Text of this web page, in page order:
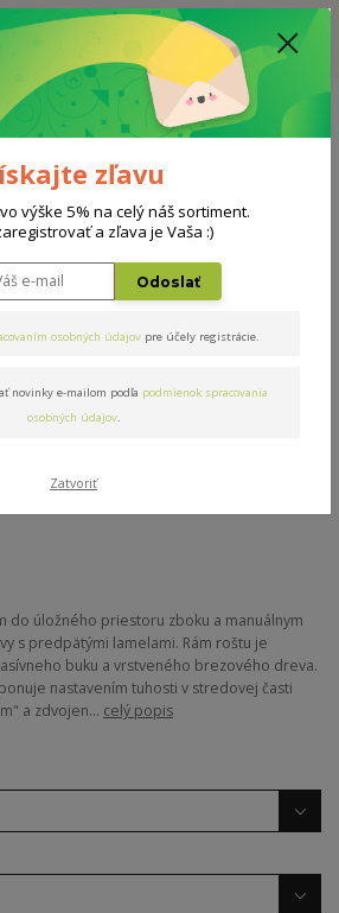
POSTELE ZA 400€ - CENA MATRACU A ROŠTU
LEHOTA JE AKTUÁLNE 10-15 PRACOVNÝCH
Menu
18 hod.
0
L 80x200cm
L 80x200cm
do úložného priestoru zboku a manuálnym
s predpätými lamelami. Rám roštu je
buku a vrstveného brezového dreva.
nastavením tuhosti v stredovej časti
a zdvojen... celý popis
zľavu
výške 5% na celý náš sortiment.
a zľava je Vaša :)
Odoslať
osobných údajov pre účely registrácie.
novinky e-mailom podľa podmienok spracovania
osobných údajov.
Zatvoriť